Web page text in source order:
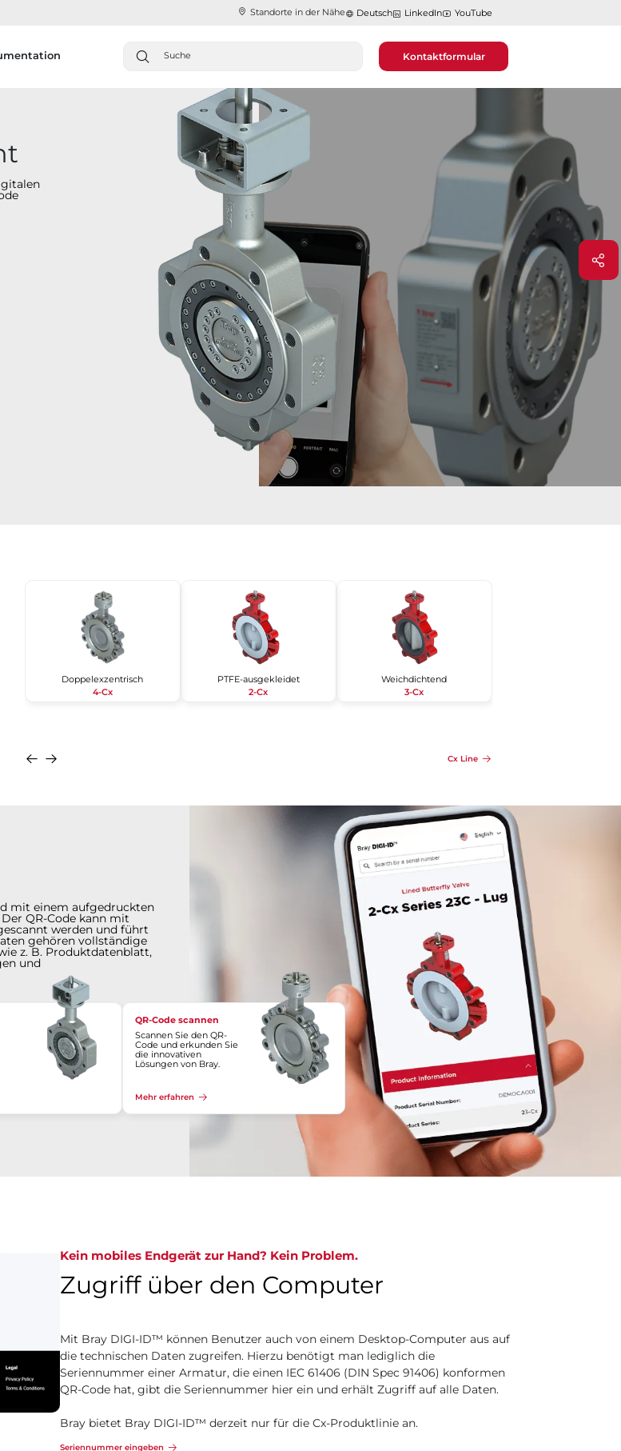
Standorte in der Nähe​​​​​​​ Deutsch LinkedIn YouTube
Kontaktformular
Doppelexzentrisch
4-Cx
PTFE-ausgekleidet
2-Cx
Weichdichtend
3-Cx
Cx Line
mit einem aufgedruckten
QR-Code kann mit
werden und führt
gehören vollständige
z. B. Produktdatenblatt,
und
QR-Code scannen
Scannen Sie den QR-
Code und erkunden Sie
die innovativen
Lösungen von Bray.
Mehr erfahren
Kein mobiles Endgerät zur Hand? Kein Problem.
Zugriff über den Computer
Mit Bray DIGI-ID™ können Benutzer auch von einem Desktop-Computer aus auf
die technischen Daten zugreifen. Hierzu benötigt man lediglich die
Seriennummer einer Armatur, die einen IEC 61406 (DIN Spec 91406) konformen
QR-Code hat, gibt die Seriennummer hier ein und erhält Zugriff auf alle Daten.
Bray bietet Bray DIGI-ID™ derzeit nur für die Cx-Produktlinie an.
Seriennummer eingeben